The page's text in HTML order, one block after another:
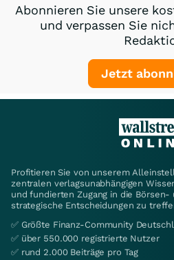
Abonnieren Sie unsere
und verpassen Sie
Jetzt
Profitieren Sie von unserem
zentralen verlagsunabhängigen
und fundierten Zugang in die
strategische Entscheidungen zu
✅ Größte Finanz-Community
✅ über 550.000 registrierte Nutzer
✅ rund 2.000 Beiträge pro Tag